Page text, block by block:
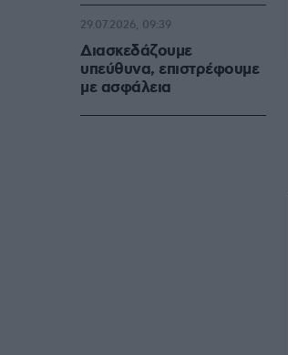
Διασκεδάζουμε
υπεύθυνα, επιστρέφουμε
με ασφάλεια
29.07.2026, 09:39